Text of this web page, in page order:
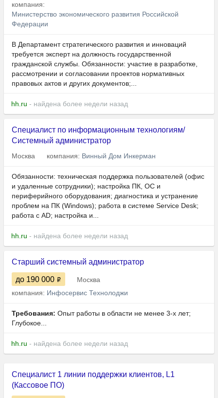
компания:
Министерство экономического развития Российской
Федерации
В Департамент стратегического развития и инноваций
требуется эксперт на должность государственной
гражданской службы. Обязанности: участие в разработке,
рассмотрении и согласовании проектов нормативных
правовых актов и других документов;...
hh.ru - найдена более недели назад
Специалист по информационным технологиям/
Системный администратор
Москва компания: Винный Дом Инкерман
Обязанности: техническая поддержка пользователей (офис
и удаленные сотрудники); настройка ПК, ОС и
периферийного оборудования; диагностика и устранение
проблем на ПК (Windows); работа в системе Service Desk;
работа с AD; настройка и...
hh.ru - найдена более недели назад
Старший системный администратор
до 190 000
Москва
компания: Инфосервис Технолоджи
Требования: Опыт работы в области не менее 3-х лет;
Глубокое...
hh.ru - найдена более недели назад
Специалист 1 линии поддержки клиентов, L1
(Кассовое ПО)